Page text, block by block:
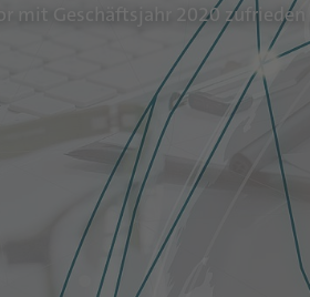
mit Geschäftsjahr 2020 zufrieden